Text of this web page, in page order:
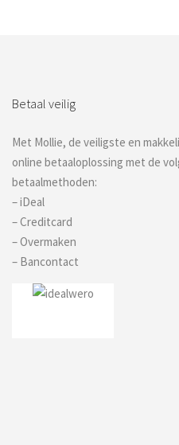
Betaal veilig
Met Mollie, de veiligste en
online betaaloplossing met de
betaalmethoden:
– iDeal
– Creditcard
– Overmaken
– Bancontact